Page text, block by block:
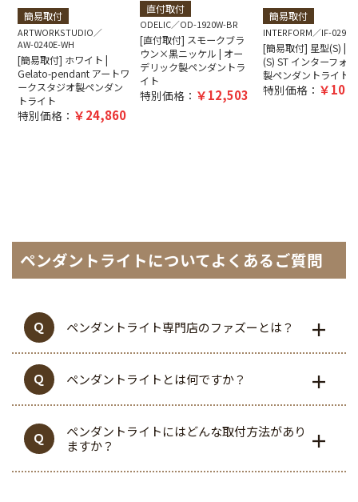
簡易取付
ARTWORKSTUDIO
AW-0240E-WH
[簡易取付] ホワイト |
Gelato-pendant アートワ
ークスタジオ製ペンダン
トライト
特別価格： 24,860
直付取付
ODELIC OD-1920W-BR
[直付取付] スモークブラ
ウン×黒ニッケル | オー
デリック製ペンダントラ
イト
特別価格： 12,503
簡易取付
INTERFORM IF-
[簡易取付] 星型(S) |
(S) ST インターフォ
製ペンダントライト
特別価格：
ペンダントライトについてよくあるご質問
ペンダントライト専門店のファズーとは？
ペンダントライトとは何ですか？
ペンダントライトにはどんな取付方法があり
ますか？